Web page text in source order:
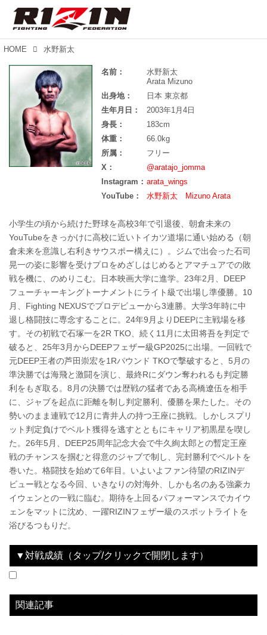
HOME 水野新太
名前：
水野新太
Arata Mizuno
出身地：
日本 東京都
生年月日：
2003年1月4日
身長：
183cm
体重：
66.0kg
所属：
フリー
X：
@aratajo_jomma
Instagram： arata_wings
YouTube：
水野新太 Mizuno Arata
小学生の頃から続けた野球を高校3年で引退後、朝倉未来の
YouTubeをきっかけに高校に近いトイカツ道場に通い始める（朝
倉未来を意識し右利きサウスポー構えに）。ジムで出会った石司
晃一の姿に影響を受けプロをめざしはじめるとアマチュアでの敗
戦を機に、のめりこむ。日本映画大学に進学。23年2月、DEEP
フューチャーキングトーナメントにライト級で出場し準優勝。10
月、Fighting NEXUSでプロデビューから3連勝。大学3年時に中
退し格闘技に専念することに。24年9月よりDEEPに主戦場を移
す。その初戦で石塚一を2R TKO、続く11月に太田将吾を判定で
破ると、25年3月からDEEPフェザー級GP2025に出場。一回戦で
元DEEP王者の芦田崇宏を1Rパウンド TKOで撃破すると、5月の
準決勝では海飛と激闘を演じ、最終Rにダウン奪われるも判定勝
利をもぎ取る。8月の決勝では歴戦の猛者である高橋遼伍を相手
に、ジャブを起点に距離を制し判定勝利、優勝を果たした。その
勢いのまま連戦で12月に青井人の持つ王座に挑戦。しかしスプリ
ット判定負けでベルト獲得を逃すとともにキャリア初黒星を喫し
た。26年5月、DEEP25周年記念大会で牛久絢太郎との暫定王座
戦のチャンスを掴むと得意のジャブで制し、完封勝利でベルトを
巻いた。格闘技を始めて6年目。いよいよファン待望のRIZINデ
ビュー戦となる今回、いきなりの対海外、しかも名のある強豪カ
イウェンとの一戦に臨む。期待を上回るパフォーマンスでカイウ
ェンをマットに沈め、一躍RIZINフェザー級のスポットライトを
浴びるつもりだ。
▼対戦成績（タップ/クリックで開閉します）
関連記事